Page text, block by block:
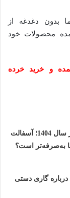
دغدغه از
محصولات خود
و خرید
خرده
هزینه آسفالت هر متر مربع در سال 1404؛ آسفالت
به‌صرفه‌تر است؟
درباره گاری دستی